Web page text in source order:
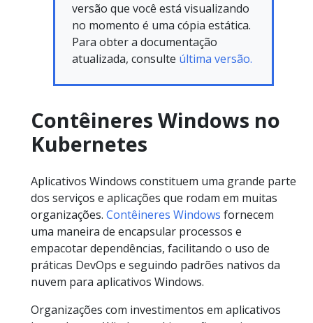
versão que você está visualizando
no momento é uma cópia estática.
Para obter a documentação
atualizada, consulte última versão.
Contêineres Windows no
Kubernetes
Aplicativos Windows constituem uma grande parte
dos serviços e aplicações que rodam em muitas
organizações. Contêineres Windows fornecem
uma maneira de encapsular processos e
empacotar dependências, facilitando o uso de
práticas DevOps e seguindo padrões nativos da
nuvem para aplicativos Windows.
Organizações com investimentos em aplicativos